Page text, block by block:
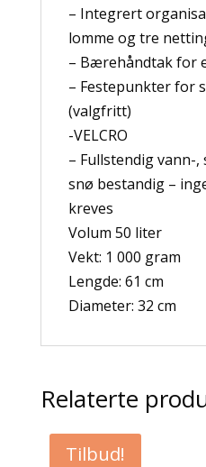
– Integrert
lomme og tre
– Bærehåndtak for
– Festepunkter for
(valgfritt)
-VELCRO
– Fullstendig vann-
snø bestandig –
kreves
Volum 50 liter
Vekt: 1 000 gram
Lengde: 61 cm
Diameter: 32 cm
Relaterte
Tilbud!